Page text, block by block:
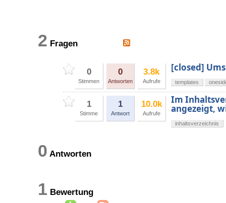
2 Fragen
0
Stimmen
0
Antworten
3.8k
Aufrufe
[closed]
templates
1
Stimme
1
Antwort
10.0k
Aufrufe
Im
angezeigt,
inhaltsverzeichnis
0 Antworten
1 Bewertung